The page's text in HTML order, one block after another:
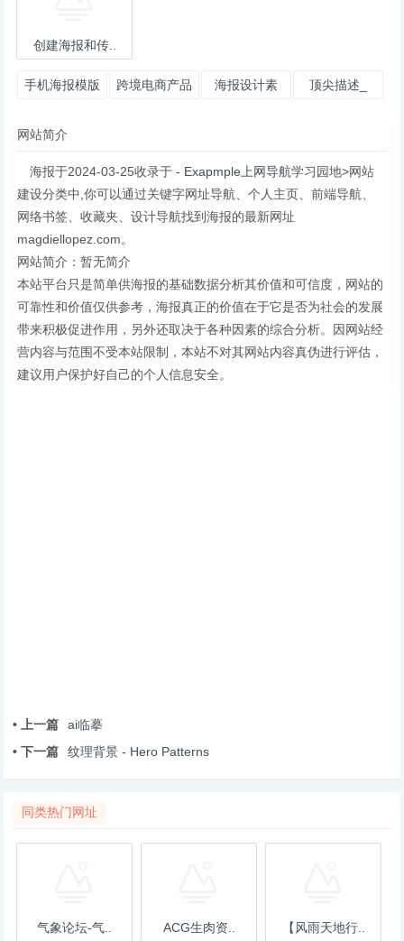
创建海报和传..
手机海报模版
海报设计制作
－稿
跨境电商产品
海报设计素
报制作
顶尖描述_
模
网站简介
海报于2024-03-25收录于 - Exapmple上网导航学习园地>网站
建设分类中,你可以通过关键字网址导航、个人主页、前端导航、
网络书签、收藏夹、设计导航找到海报的最新网址
magdiellopez.com。
网站简介：暂无简介
本站平台只是简单供海报的基础数据分析其价值和可信度，网站的
可靠性和价值仅供参考，海报真正的价值在于它是否为社会的发展
带来积极促进作用，另外还取决于各种因素的综合分析。因网站经
营内容与范围不受本站限制，本站不对其网站内容真伪进行评估，
建议用户保护好自己的个人信息安全。
• 上一篇
ai临摹
• 下一篇
纹理背景 - Hero Patterns
同类热门网址
气象论坛-气.. ACG生肉资.. 【风雨天地行..